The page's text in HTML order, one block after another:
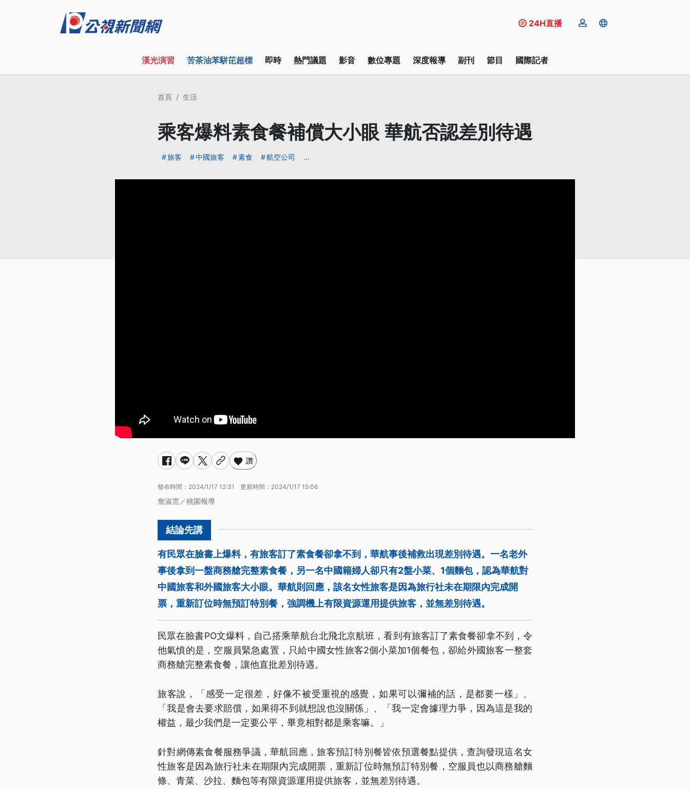
24H直播
漢光演習 苦茶油苯駢芘超標 即時 熱門議題 影音 數位專題 深度報導 副刊 節目 國際記者
首頁 生活
乘客爆料素食餐補償大小眼 華航否認差別待遇
旅客 中國旅客 素食 航空公司 ...
讚
發布時間： 2024/1/17 12:31 更新時間： 2024/1/17 15:06
詹淑雲／桃園報導
有民眾在臉書上爆料，有旅客訂了素食餐卻拿不到，華航事後補救出現差別待遇。一名老外
事後拿到一盤商務艙完整素食餐，另一名中國籍婦人卻只有2盤小菜、1個麵包，認為華航對
中國旅客和外國旅客大小眼。華航則回應，該名女性旅客是因為旅行社未在期限內完成開
票，重新訂位時無預訂特別餐，強調機上有限資源運用提供旅客，並無差別待遇。
民眾在臉書PO文爆料，自己搭乘華航台北飛北京航班，看到有旅客訂了素食餐卻拿不到，令
他氣憤的是，空服員緊急處置，只給中國女性旅客2個小菜加1個餐包，卻給外國旅客一整套
商務艙完整素食餐，讓他直批差別待遇。
旅客說，「感受一定很差，好像不被受重視的感覺，如果可以彌補的話，是都要一樣」、
「我是會去要求賠償，如果得不到就想說也沒關係」、「我一定會據理力爭，因為這是我的
權益，最少我們是一定要公平，畢竟相對都是乘客嘛。」
針對網傳素食餐服務爭議，華航回應，旅客預訂特別餐皆依預選餐點提供，查詢發現這名女
性旅客是因為旅行社未在期限內完成開票，重新訂位時無預訂特別餐，空服員也以商務艙麵
條、青菜、沙拉、麵包等有限資源運用提供旅客，並無差別待遇。